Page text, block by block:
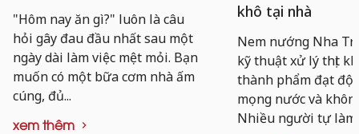
"Hôm nay ăn gì?" luôn là câu
hỏi gây đau đầu nhất sau một
ngày dài làm việc mệt mỏi. Bạn
muốn có một bữa cơm nhà ấm
cúng, đủ...
xem thêm
khô tại nhà
Nem nướng Nha
kỹ thuật xử lý thịt
thành phẩm đạt độ
mọng nước và
Nhiều người tự